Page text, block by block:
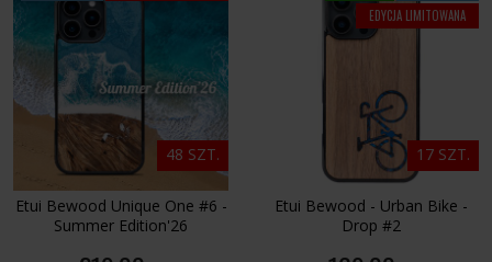
48 SZT.
Etui Bewood Unique One #6 -
Summer Edition'26
EDYCJA LIMITOWANA
17 SZT.
Etui Bewood - Urban Bike -
Drop #2